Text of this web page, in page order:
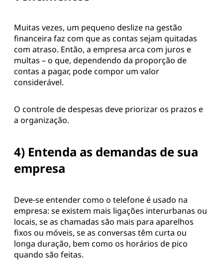
Muitas vezes, um pequeno deslize na gestão
financeira faz com que as contas sejam quitadas
com atraso. Então, a empresa arca com juros e
multas – o que, dependendo da proporção de
contas a pagar, pode compor um valor
considerável.
O controle de despesas deve priorizar os prazos e
a organização.
4) Entenda as demandas de sua
empresa
Deve-se entender como o telefone é usado na
empresa: se existem mais ligações interurbanas ou
locais, se as chamadas são mais para aparelhos
fixos ou móveis, se as conversas têm curta ou
longa duração, bem como os horários de pico
quando são feitas.